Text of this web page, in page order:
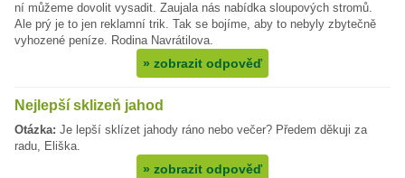
ní můžeme dovolit vysadit. Zaujala nás nabídka sloupových stromů.
Ale prý je to jen reklamní trik. Tak se bojíme, aby to nebyly zbytečně
vyhozené peníze. Rodina Navrátilova.
» zobrazit odpověď
Nejlepší sklizeň jahod
Otázka: Je lepší sklízet jahody ráno nebo večer? Předem děkuji za
radu, Eliška.
» zobrazit odpověď